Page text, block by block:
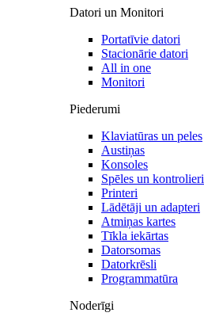
Datori un Monitori
Portatīvie datori
Stacionārie datori
All in one
Monitori
Piederumi
Klaviatūras un peles
Austiņas
Konsoles
Spēles un kontrolieri
Printeri
Lādētāji un adapteri
Atmiņas kartes
Tīkla iekārtas
Datorsomas
Datorkrēsli
Programmatūra
Noderīgi